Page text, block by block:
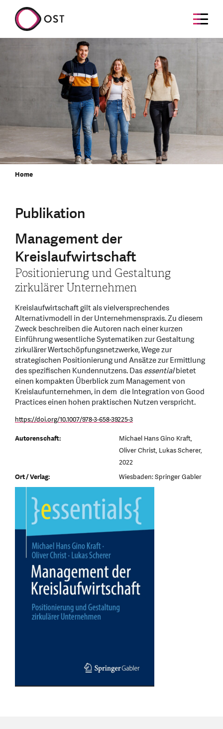
Home
Publikation
Management der
Kreislaufwirtschaft
Positionierung und Gestaltung
zirkulärer Unternehmen
Kreislaufwirtschaft gilt als vielversprechendes
Alternativmodell in der Unternehmenspraxis. Zu diesem
Zweck beschreiben die Autoren nach einer kurzen
Einführung wesentliche Systematiken zur Gestaltung
zirkulärer Wertschöpfungsnetzwerke, Wege zur
strategischen Positionierung und Ansätze zur Ermittlung
des spezifischen Kundennutzens. Dasessentialbietet
einen kompakten Überblick zum Management von
Kreislaufunternehmen, in dem die Integration von Good
Practices einen hohen praktischen Nutzen verspricht.
https://doi.org/10.1007/978-3-658-39225-3
Autorenschaft:
Michael Hans Gino Kraft,
Oliver Christ, Lukas Scherer,
2022
Ort / Verlag:
Wiesbaden: Springer Gabler